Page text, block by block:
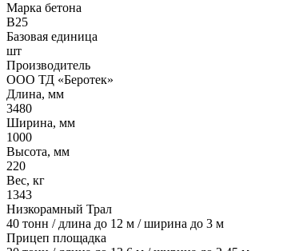
Марка бетона
B25
Базовая единица
шт
Производитель
ООО ТД «Беротек»
Длина, мм
3480
Ширина, мм
1000
Высота, мм
220
Вес, кг
1343
Низкорамный Трал
40 тонн / длина до 12 м / ширина до 3 м
Прицеп площадка